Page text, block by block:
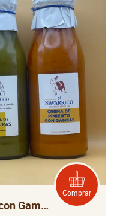
Comprar
Crema de Pimiento con Gambas